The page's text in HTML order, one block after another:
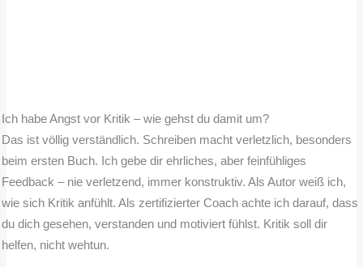
Ich habe Angst vor Kritik – wie gehst du damit um?
Das ist völlig verständlich. Schreiben macht verletzlich, besonders
beim ersten Buch. Ich gebe dir ehrliches, aber feinfühliges
Feedback – nie verletzend, immer konstruktiv. Als Autor weiß ich,
wie sich Kritik anfühlt. Als zertifizierter Coach achte ich darauf, dass
du dich gesehen, verstanden und motiviert fühlst. Kritik soll dir
helfen, nicht wehtun.